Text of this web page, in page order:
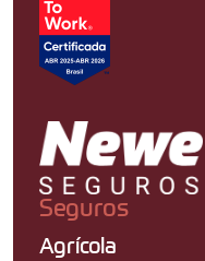
Seguros
Agrícola